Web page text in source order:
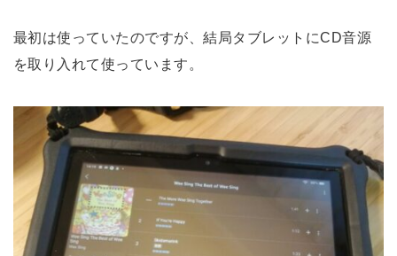
最初は使っていたのですが、結局タブレットにCD音源
を取り入れて使っています。